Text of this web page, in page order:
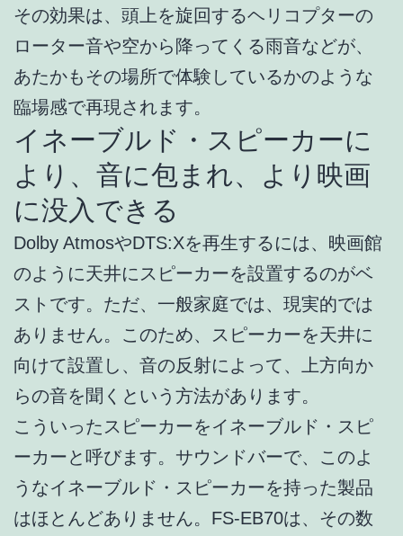
その効果は、頭上を旋回するヘリコプターの
ローター音や空から降ってくる雨音などが、
あたかもその場所で体験しているかのような
臨場感で再現されます。
イネーブルド・スピーカーに
より、音に包まれ、より映画
に没入できる
Dolby AtmosやDTS:Xを再生するには、映画館
のように天井にスピーカーを設置するのがベ
ストです。ただ、一般家庭では、現実的では
ありません。このため、スピーカーを天井に
向けて設置し、音の反射によって、上方向か
らの音を聞くという方法があります。
こういったスピーカーをイネーブルド・スピ
ーカーと呼びます。サウンドバーで、このよ
うなイネーブルド・スピーカーを持った製品
はほとんどありません。FS-EB70は、その数